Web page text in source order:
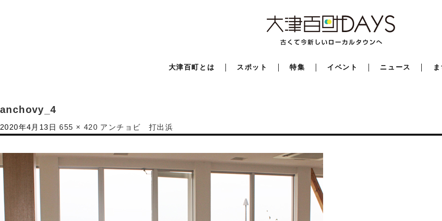
大津百町とは スポット 特集 イベント ニュース
anchovy_4
2020年4月13日 655 × 420 アンチョビ 打出浜